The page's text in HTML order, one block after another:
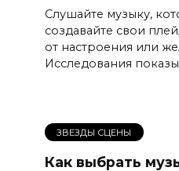
Слушайте музыку,
создавайте свои
от настроения или
Исследования
ЗВЕЗДЫ СЦЕНЫ
Как выбрать